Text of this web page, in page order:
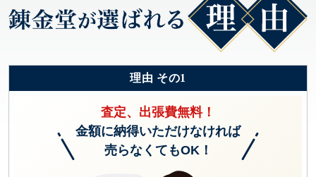
理由 その1
査定、出張費無料！
金額に納得いただけなければ
売らなくてもOK！